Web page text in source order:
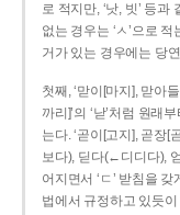
로 적지만, ‘낫, 빗’ 등과
없는 경우는 ‘ㅅ’으로
거가 있는 경우에는 당
첫째, ‘맏이[마지], 맏아들
까리]’의 ‘낟’처럼 원래
는다. ‘곧이[고지], 곧장[
보다), 딛다(←디디다),
어지면서 ‘ㄷ’ 받침을
법에서 규정하고 있듯이